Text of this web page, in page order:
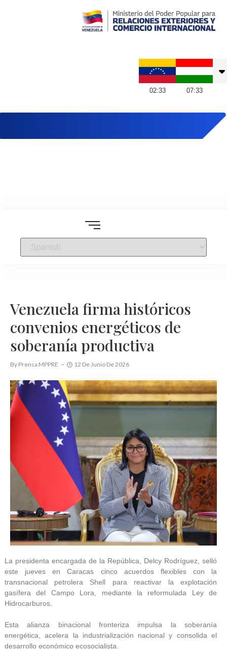
02:33 07:33
Venezuela firma históricos
convenios energéticos de
soberanía productiva
By Prensa MPPRE 12 De Junio De 2026
La presidenta encargada de la República, Delcy Rodríguez, selló
este jueves en Caracas cinco acuerdos flexibles con la
transnacional petrolera Shell para reactivar la explotación
gasífera del Campo Lora, mediante la reformulada Ley de
Hidrocarburos.
Esta alianza binacional fronteriza impulsa la soberanía
energética, acelera la industrialización nacional y consolida el
desarrollo económico ecosocialista.